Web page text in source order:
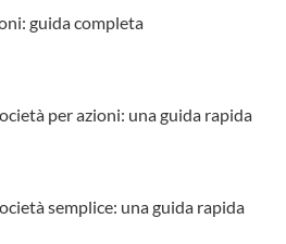
guida completa
per azioni: una guida rapida
semplice: una guida rapida